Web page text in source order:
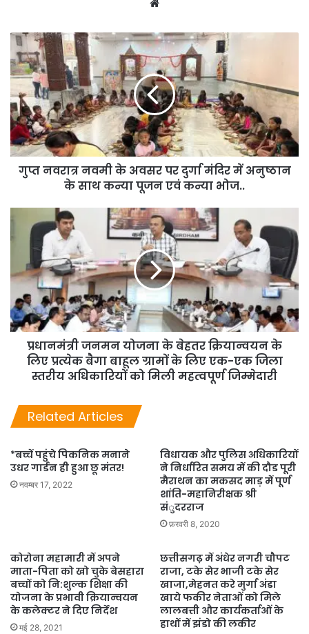
गुप्त नवरात्र नवमी के अवसर पर दुर्गा मंदिर में अनुष्ठान
के साथ कन्या पूजन एवं कन्या भोज..
प्रधानमंत्री जनमन योजना के बेहतर क्रियान्वयन के
लिए प्रत्येक बैगा बाहूल ग्रामों के लिए एक-एक जिला
स्तरीय अधिकारियों को मिली महत्वपूर्ण जिम्मेदारी
Related Articles
*बच्चें पहुंचे पिकनिक मनाने
उधर गार्डन ही हुआ छू मंतर!
नवम्बर 17, 2022
विधायक और पुलिस अधिकारियों
ने निर्धारित समय में की दौड पूरी
मैराथन का मकसद माड़ में पूर्ण
शांति-महानिरीक्षक श्री
संुदरराज
फ़रवरी 8, 2020
कोरोना महामारी में अपने
माता-पिता को खो चुके बेसहारा
बच्चों को नि:शुल्क शिक्षा की
योजना के प्रभावी क्रियान्वयन
के कलेक्टर ने दिए निर्देश
मई 28, 2021
छत्तीसगढ़ में अंधेर नगरी चौपट
राजा, टके सेर भाजी टके सेर
खाजा,मेहनत करे मुर्गा अंडा
खाये फकीर नेताओं को मिले
लालबत्ती और कार्यकर्ताओं के
हाथों में झंडो की लकीर